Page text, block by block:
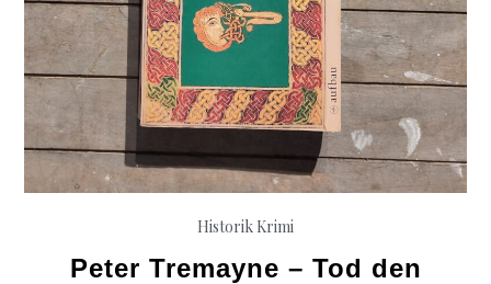
Historik Krimi
Peter Tremayne – Tod den